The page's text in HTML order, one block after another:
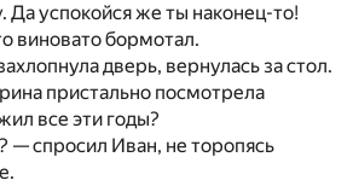
Да успокойся же ты наконец-то!
виновато бормотал.
дверь, вернулась за стол.
пристально посмотрела
все эти годы?
— спросил Иван, не торопясь